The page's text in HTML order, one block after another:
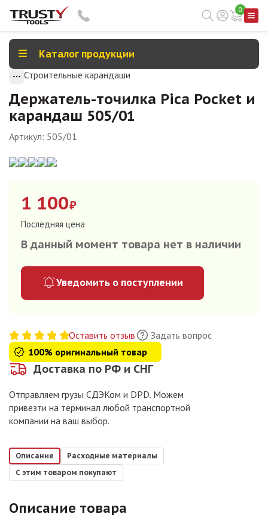
0
Каталог продукции
Строительные карандаши
Держатель-точилка Pica Pocket и
карандаш 505/01
Артикул: 505/01
1 100₽
Последняя цена
В данный момент товара нет в наличии
Уведомить о поступлении
Оставить отзыв
Задать вопрос
100% оригинальный товар
Доставка по РФ и СНГ
Отправляем грузы СДЭКом и DPD. Можем
привезти на терминал любой транспортной
компании на ваш выбор.
Описание
Расходные материалы
С этим товаром покупают
Описание товара